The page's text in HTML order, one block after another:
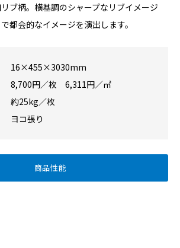
ブ柄。横基調のシャープなリブイメージ
都会的なイメージを演出します。
16×455×3030mm
8,700円／枚 6,311円／㎡
約25kg／枚
ヨコ張り
商品性能